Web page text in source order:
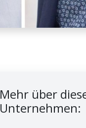
Mehr über
Unternehmen: